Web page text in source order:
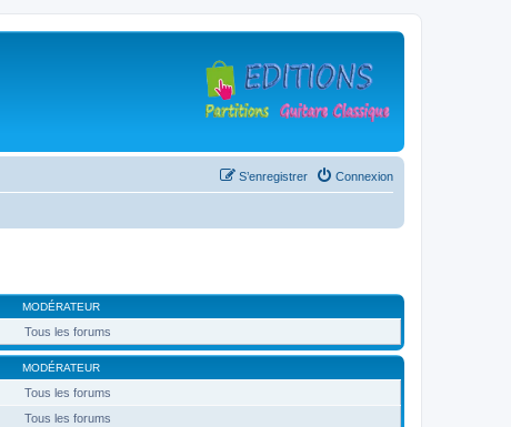
Connexion
S’enregistrer
MODÉRATEUR
Tous les forums
MODÉRATEUR
Tous les forums
Tous les forums